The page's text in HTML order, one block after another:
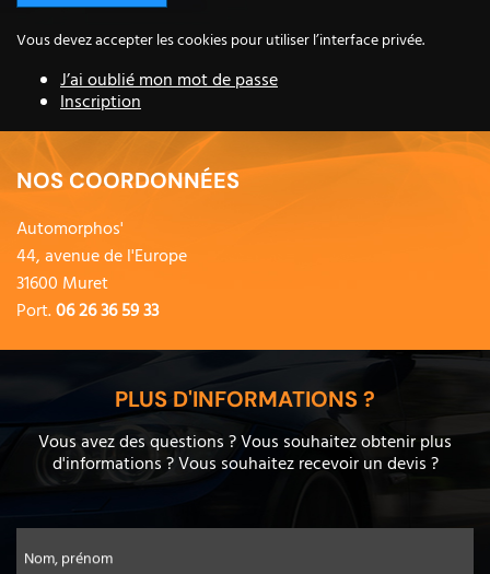
Vous devez accepter les cookies pour utiliser l’interface privée.
J’ai oublié mon mot de passe
Inscription
NOS COORDONNÉES
Automorphos'
44, avenue de l'Europe
31600 Muret
Port.06 26 36 59 33
PLUS D'INFORMATIONS ?
Vous avez des questions ? Vous souhaitez obtenir plus
d'informations ? Vous souhaitez recevoir un devis ?
Nom, prénom